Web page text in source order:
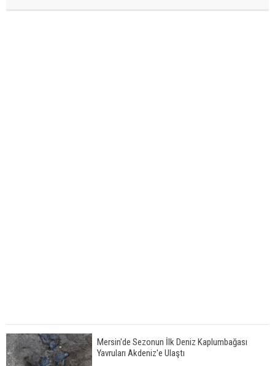
Mersin'de Sezonun İlk Deniz Kaplumbağası
Yavruları Akdeniz'e Ulaştı